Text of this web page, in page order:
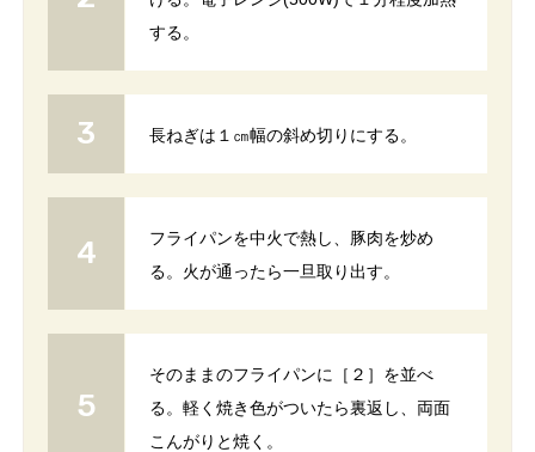
する。
長ねぎは１㎝幅の斜め切りにする。
フライパンを中火で熱し、豚肉を炒め
る。火が通ったら一旦取り出す。
そのままのフライパンに［２］を並べ
る。軽く焼き色がついたら裏返し、両面
こんがりと焼く。